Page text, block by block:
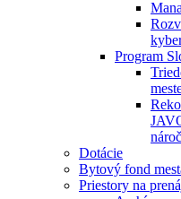
Program
Dotácie
Bytový fond
Priestory na